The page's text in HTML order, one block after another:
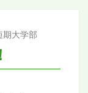
期大学部